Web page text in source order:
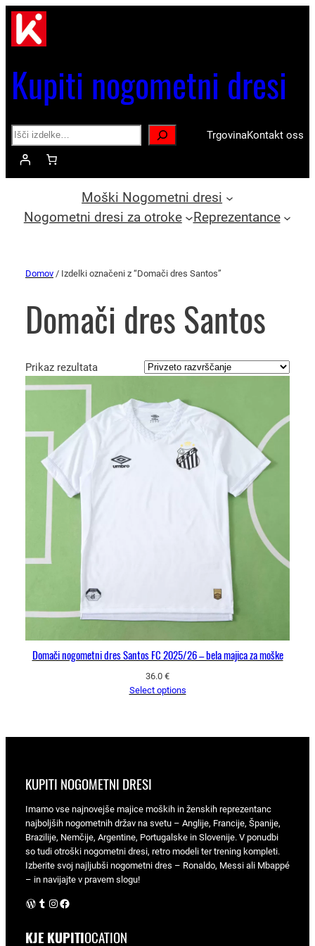
Kupiti nogometni dresi
Search TrgovinaKontakt oss
Moški Nogometni dresi
Nogometni dresi za otroke
Reprezentance
Domov / Izdelki označeni z “Domači dres Santos”
Domači dres Santos
Prikaz rezultata
Domači nogometni dres Santos FC 2025/26 – bela majica za moške
36.0 €
Select options
KUPITI NOGOMETNI DRESI
Imamo vse najnovejše majice moških in ženskih reprezentanc
najboljših nogometnih držav na svetu – Anglije, Francije, Španije,
Brazilije, Nemčije, Argentine, Portugalske in Slovenije. V ponudbi
so tudi otroški nogometni dresi, retro modeli ter trening kompleti.
Izberite svoj najljubši nogometni dres – Ronaldo, Messi ali Mbappé
– in navijajte v pravem slogu!
WordPress Instagram Facebook
KJE KUPITIOCATION